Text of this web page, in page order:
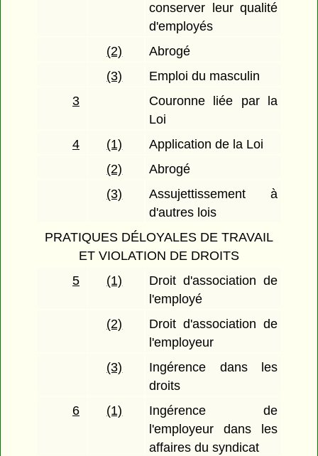
conserver leur qualité
d'employés
(2)
Abrogé
(3)
Emploi du masculin
3
Couronne liée par la
Loi
4
(1)
Application de la Loi
(2)
Abrogé
(3)
Assujettissement à
d'autres lois
PRATIQUES DÉLOYALES DE TRAVAIL
ET VIOLATION DE DROITS
5
(1)
Droit d'association de
l'employé
(2)
Droit d'association de
l'employeur
(3)
Ingérence dans les
droits
6
(1)
Ingérence de
l'employeur dans les
affaires du syndicat